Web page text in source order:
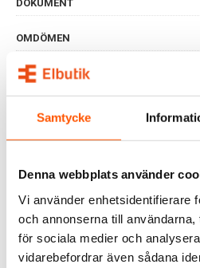
Samtycke
Denna webbplats använder
Vi använder enhetsidentifierare
och annonserna till
för sociala medier och
vidarebefordrar även sådana
DOKUMENT
OMDÖMEN
FRÅGOR & SVAR
ALTERNATIVA